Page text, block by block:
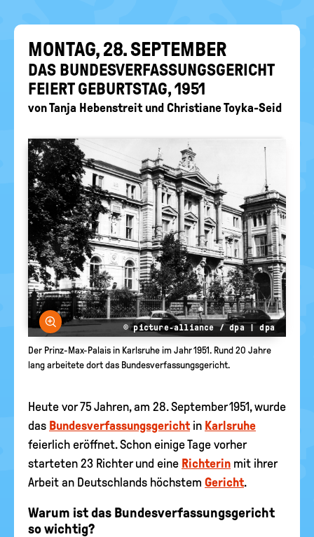
Bildung
/
MON­TAG, 28. SEP­TEM­BER
DAS BUN­DES­VER­FAS­SUNGS­GE­RICHT
FEI­ERT GE­BURTS­TAG, 1951
vonTanja Hebenstreitund Christiane Toyka-Seid
Bild vergrößern
© picture-alliance / dpa | dpa
Der Prinz-Max-Palais in Karlsruhe im Jahr 1951. Rund 20 Jahre
lang arbeitete dort das Bundesverfassungsgericht.
Heute vor 75 Jahren, am 28. September 1951, wurde
das Bundesverfassungsgerichtin Karlsruhe
feierlich eröffnet. Schon einige Tage vorher
starteten 23 Richter und eine Richterin mit ihrer
Arbeit an Deutschlands höchstem Gericht.
Warum ist das Bundesverfassungsgericht
so wichtig?